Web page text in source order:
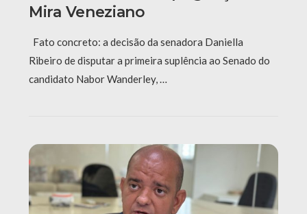
Mira Veneziano
Fato concreto: a decisão da senadora Daniella
Ribeiro de disputar a primeira suplência ao Senado do
candidato Nabor Wanderley, …